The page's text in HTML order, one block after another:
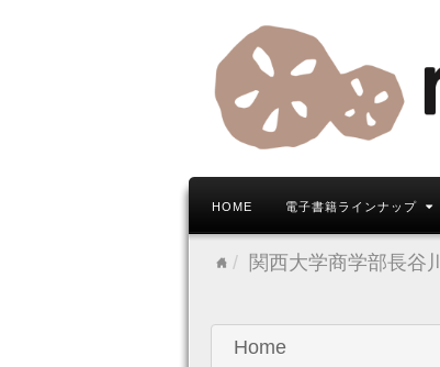
HOME 電子書籍ラインナップ
関西大学商学部長谷
Home